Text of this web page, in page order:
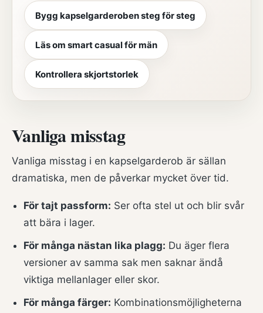
Bygg kapselgarderoben steg för steg
Läs om smart casual för män
Kontrollera skjortstorlek
Vanliga misstag
Vanliga misstag i en kapselgarderob är sällan
dramatiska, men de påverkar mycket över tid.
För tajt passform: Ser ofta stel ut och blir svår
att bära i lager.
För många nästan lika plagg: Du äger flera
versioner av samma sak men saknar ändå
viktiga mellanlager eller skor.
För många färger: Kombinationsmöjligheterna